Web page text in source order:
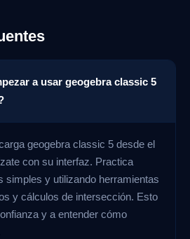
a usar geogebra classic 5
geogebra classic 5 desde el
con su interfaz. Practica
simples y utilizando herramientas
y cálculos de intersección. Esto
y a entender cómo